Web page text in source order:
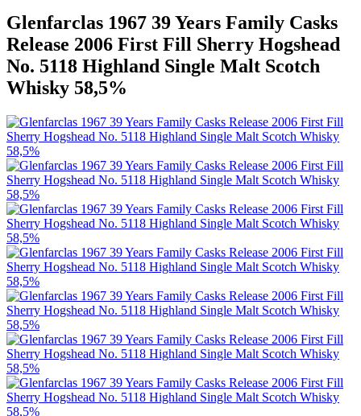
Glenfarclas 1967 39 Years Family Casks
Release 2006 First Fill Sherry Hogshead
No. 5118 Highland Single Malt Scotch
Whisky 58,5%